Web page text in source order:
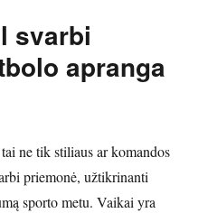
vyriškas
svarbi
apranga
ne tik stiliaus ar komandos
priemonė, užtikrinanti
sporto metu. Vaikai yra